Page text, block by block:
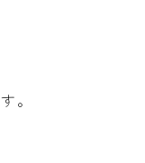
。